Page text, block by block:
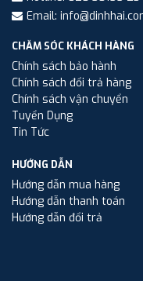
Email:
CHĂM SÓC KHÁCH HÀNG
Chính sách bảo hành
Chính sách đổi trả hàng
Chính sách vận chuyển
Tuyển Dụng
Tin Tức
HƯỚNG DẪN
Hướng dẫn mua hàng
Hướng dẫn thanh toán
Hướng dẫn đổi trả